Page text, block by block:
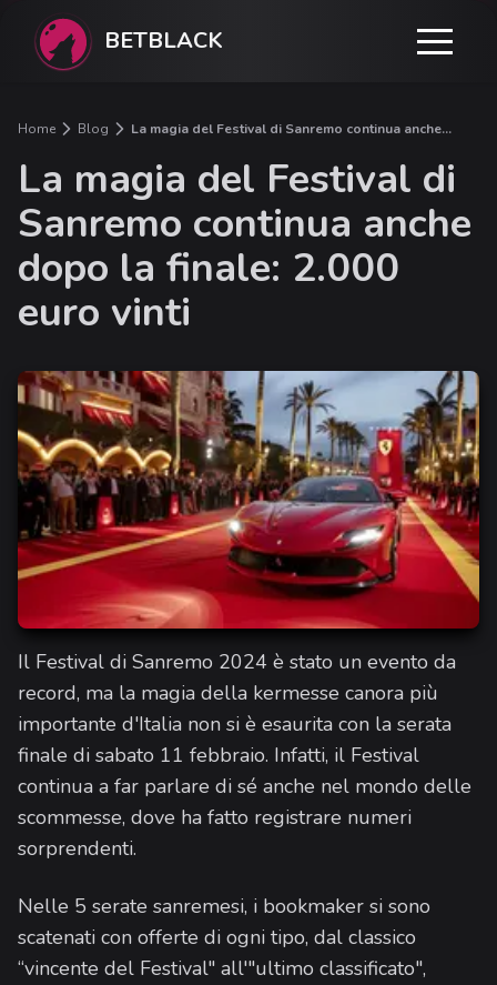
BETBLACK
Home Blog
La magia del Festival di Sanremo continua anche
La magia del Festival di
Sanremo continua anche
dopo la finale: 2.000
euro vinti
Il Festival di Sanremo 2024 è stato un evento da
record, ma la magia della kermesse canora più
importante d'Italia non si è esaurita con la serata
finale di sabato 11 febbraio. Infatti, il Festival
continua a far parlare di sé anche nel mondo delle
scommesse, dove ha fatto registrare numeri
sorprendenti.
Nelle 5 serate sanremesi, i bookmaker si sono
scatenati con offerte di ogni tipo, dal classico
“vincente del Festival" all'"ultimo classificato",